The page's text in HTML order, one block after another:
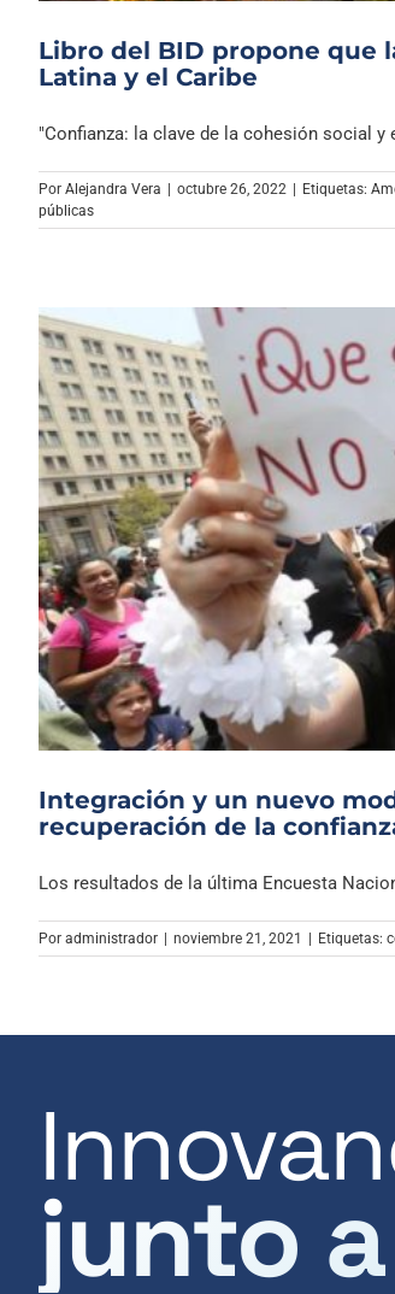
Libro del BID propone que
Latina y el Caribe
"Confianza: la clave de la cohesión social y
Por Alejandra Vera | octubre 26, 2022 | Etiquetas:
públicas
Integración y un nuevo
recuperación de la
Los resultados de la última Encuesta
Por administrador | noviembre 21, 2021 | Etiquetas:
junto